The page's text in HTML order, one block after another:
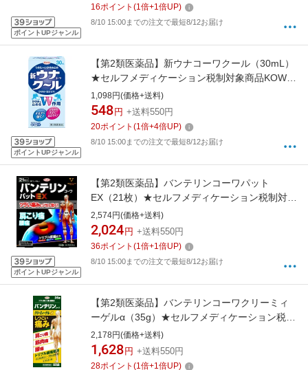
ポイントUPジャンル
16ポイント (1倍+1倍UP)
8/10 15:00までの注文で最短8/12お届け
ポイントUPジャンル
【第2類医薬品】新ウナコーワクール（30mL）
★セルフメディケーション税制対象商品KOWA
｜興和
1,098円(価格+送料)
548 円 +送料550円
20ポイント (1倍+4倍UP)
8/10 15:00までの注文で最短8/12お届け
ポイントUPジャンル
【第2類医薬品】バンテリンコーワパット
EX（21枚）★セルフメディケーション税制対象
商品【wtmedi】KOWA｜興和
2,574円(価格+送料)
2,024 円 +送料550円
36ポイント (1倍+1倍UP)
8/10 15:00までの注文で最短8/12お届け
【第2類医薬品】バンテリンコーワクリーミィ
ーゲルα（35g）★セルフメディケーション税制
対象商品KOWA｜興和
2,178円(価格+送料)
1,628 円 +送料550円
28ポイント (1倍+1倍UP)